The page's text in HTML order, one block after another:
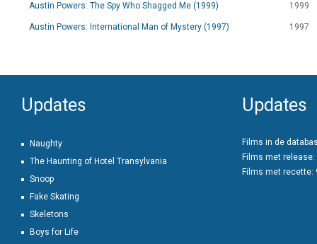
Austin Powers: The Spy Who Shagged Me (1999) 1999
Austin Powers: International Man of Mystery (1997) 1997
Updates
Naughty
The Haunting of Hotel Transylvania
Snoop
Fake Skating
Skeletons
Boys for Life
Updates
Films in de
Films met release:
Films met recette: